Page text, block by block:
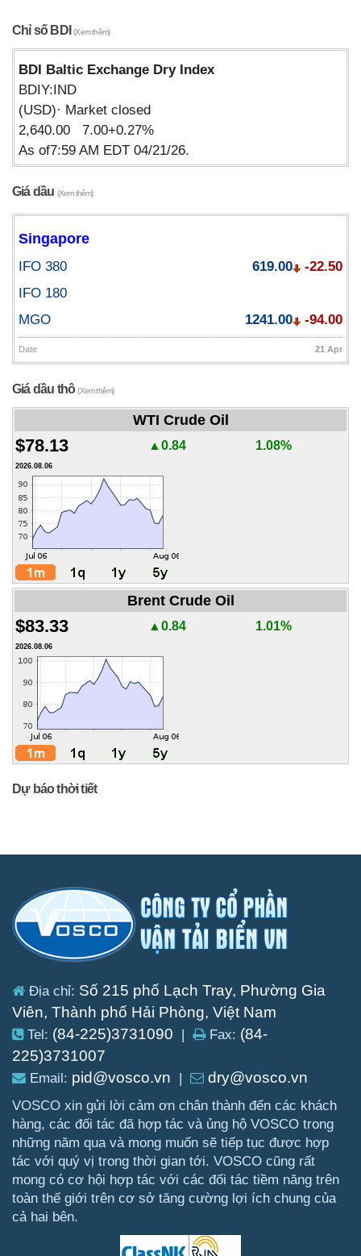
Chỉ số BDI(Xem thêm)
BDI Baltic Exchange Dry Index
BDIY:IND
(USD)· Market closed
2,640.00 7.00+0.27%
As of7:59 AM EDT 04/21/26.
Giá dầu (Xem thêm)
Singapore
IFO 380 619.00
-22.50
IFO 180
MGO
1241.00 -94.00
Date 21 Apr
Giá dầu thô(Xem thêm)
WTI Crude Oil
$78.13 ▲0.84 1.08%
2026.08.06
Brent Crude Oil
$83.33 ▲0.84 1.01%
2026.08.06
Dự báo thời tiết
Địa chỉ: Số 215 phố Lạch Tray, Phường Gia
Viên, Thành phố Hải Phòng, Việt Nam
Tel: (84-225)3731090 | Fax: (84-
225)3731007
Email: pid@vosco.vn | dry@vosco.vn
VOSCO xin gửi lời cảm ơn chân thành đến các khách
hàng, các đối tác đã hợp tác và ủng hộ VOSCO trong
những năm qua và mong muốn sẽ tiếp tục được hợp
tác với quý vị trong thời gian tới. VOSCO cũng rất
mong có cơ hội hợp tác với các đối tác tiềm năng trên
toàn thế giới trên cơ sở tăng cường lợi ích chung của
cả hai bên.